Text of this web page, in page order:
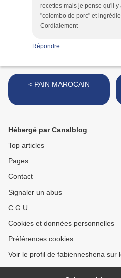
recettes mais je pense qu'il y
"colombo de porc" et
Cordialement
Répondre
< PAIN MAROCAIN
Hébergé par Canalblog
Top articles
Pages
Contact
Signaler un abus
C.G.U.
Cookies et données personnelles
Préférences cookies
Voir le profil de fabienneshena sur